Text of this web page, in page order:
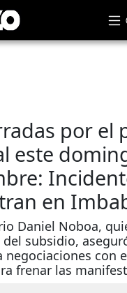
por el
este
en
Daniel Noboa,
subsidio,
negociaciones con
frenar las